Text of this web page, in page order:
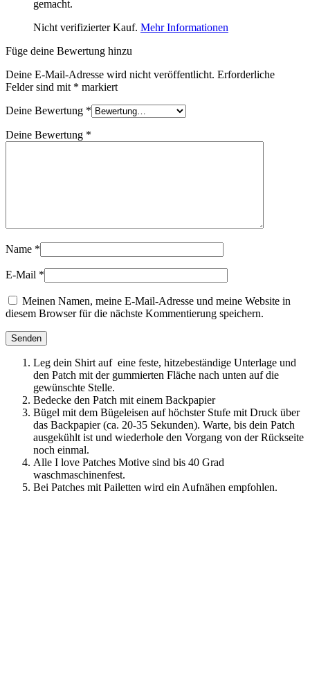
gemacht.
Nicht verifizierter Kauf. Mehr Informationen
Füge deine Bewertung hinzu
Deine E-Mail-Adresse wird nicht veröffentlicht. Erforderliche
Felder sind mit * markiert
Deine Bewertung *
Deine Bewertung *
Name *
E-Mail *
Meinen Namen, meine E-Mail-Adresse und meine Website in
diesem Browser für die nächste Kommentierung speichern.
Leg dein Shirt auf eine feste, hitzebeständige Unterlage und
den Patch mit der gummierten Fläche nach unten auf die
gewünschte Stelle.
Bedecke den Patch mit einem Backpapier
Bügel mit dem Bügeleisen auf höchster Stufe mit Druck über
das Backpapier (ca. 20-35 Sekunden). Warte, bis dein Patch
ausgekühlt ist und wiederhole den Vorgang von der Rückseite
noch einmal.
Alle I love Patches Motive sind bis 40 Grad
waschmaschinenfest.
Bei Patches mit Pailetten wird ein Aufnähen empfohlen.